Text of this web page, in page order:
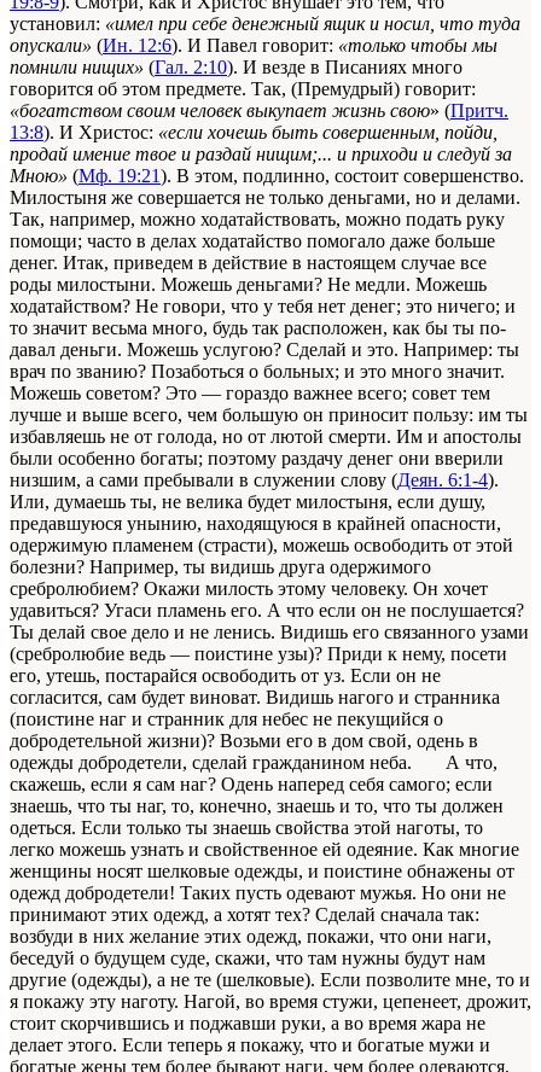
установил: «имел при себе денежный ящик и носил, что туда
опускали» (Ин. 12:6). И Павел говорит: «только чтобы мы
помнили нищих» (Гал. 2:10). И везде в Писаниях много
говорится об этом предмете. Так, (Премудрый) говорит:
«богатством своим человек выкупает жизнь свою» (Притч.
13:8). И Христос: «если хочешь быть совершенным, пойди,
продай имение твое и раздай нищим;... и приходи и следуй за
Мною» (Мф. 19:21). В этом, подлинно, состоит совершенство.
Милостыня же со­вершается не только деньгами, но и делами.
Так, например, можно ходатайствовать, можно подать руку
помощи; часто в делах ходатайство помогало даже больше
денег. Итак, приведем в действие в настоящем случае все
роды милостыни. Можешь деньгами? Не медли. Можешь
хода­тайством? Не говори, что у тебя нет денег; это ничего; и
то значит весьма много, будь так расположен, как бы ты по­
давал деньги. Можешь услугою? Сделай и это. Например: ты
врач по званию? Позаботься о больных; и это много значит.
Можешь советом? Это — гораздо важнее всего; совет тем
лучше и выше всего, чем большую он приносит пользу: им ты
избавляешь не от голода, но от лютой смерти. Им и апостолы
были особенно богаты; поэтому раздачу денег они вве­рили
низшим, а сами пребывали в служении слову (Деян. 6:1-4).
Или, думаешь ты, не велика будет милостыня, если душу,
предавшуюся унынию, находящуюся в крайней опасности,
одер­жимую пламенем (страсти), можешь освободить от этой
бо­лезни? Например, ты видишь друга одержимого
сребролюбием? Окажи милость этому человеку. Он хочет
удавиться? Угаси пламень его. А что если он не послушается?
Ты делай свое дело и не ленись. Видишь его связанного узами
(сребролюбие ведь — поистине узы)? Приди к нему, посети
его, утешь, по­старайся освободить от уз. Если он не
согласится, сам бу­дет виноват. Видишь нагого и странника
(поистине наг и странник для небес не пекущийся о
добродетельной жизни)? Возьми его в дом свой, одень в
одежды добродетели, сде­лай гражданином неба. А что,
скажешь, если я сам наг? Одень наперед себя самого; если
знаешь, что ты наг, то, ко­нечно, знаешь и то, что ты должен
одеться. Если только ты знаешь свойства этой наготы, то
легко можешь узнать и свой­ственное ей одеяние. Как многие
женщины носят шелковые одежды, и поистине обнажены от
одежд добродетели! Таких пусть одевают мужья. Но они не
принимают этих одежд, а хотят тех? Сделай сначала так:
возбуди в них желание этих одежд, покажи, что они наги,
беседуй о будущем суде, скажи, что там нужны будут нам
другие (одежды), а не те (шелковые). Если позволите мне, то и
я покажу эту наготу. Нагой, во время стужи, цепенеет, дрожит,
стоит скорчившись и поджавши руки, а во время жара не
делает этого. Если те­перь я покажу, что и богатые мужи и
богатые жены тем бо­лее бывают наги, чем более одеваются,